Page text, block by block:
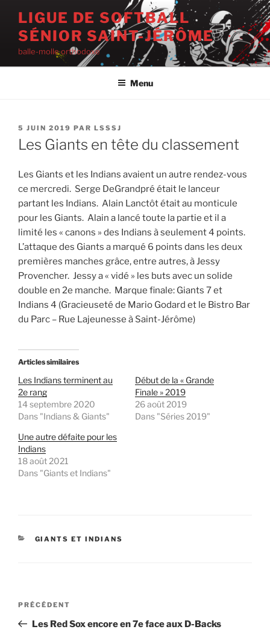
contenu
principal
LIGUE DE SOFTBALL
SÉNIOR SAINT-JÉRÔME
balle-molle orthodoxe
Menu
PUBLIÉ
LE
5 JUIN 2019 PAR LSSSJ
Les Giants en tête du classement
Les Giants et les Indians avaient un autre rendez-vous
ce mercredi. Serge DeGrandpré était le lanceur
partant les Indians. Alain Lanctôt était au monticule
pour les Giants. Alain a lancé toute la partie et il a
limité les « canons » des Indians à seulement 4 points.
L’attaque des Giants a marqué 6 points dans les deux
premières manches grâce, entre autres, à Jessy
Provencher. Jessy a « vidé » les buts avec un solide
double en 2e manche. Marque finale: Giants 7 et
Indians 4 (Gracieuseté de Mario Godard et le Bistro Bar
du Parc – Rue Lajeunesse à Saint-Jérôme)
Articles similaires
Les Indians terminent au
2e rang
14 septembre 2020
Dans "Indians & Giants"
Début de la « Grande
Finale » 2019
26 août 2019
Dans "Séries 2019"
Une autre défaite pour les
Indians
18 août 2021
Dans "Giants et Indians"
CATÉGORIES
GIANTS ET INDIANS
Navigation
l’article
Article
précédent
PRÉCÉDENT
Les Red Sox encore en 7e face aux D-Backs